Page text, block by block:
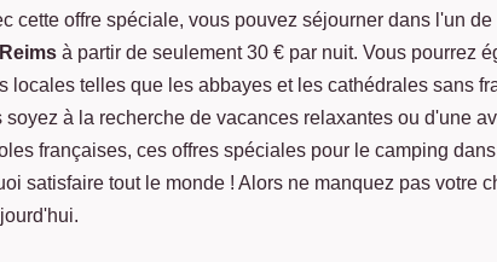
cette offre spéciale, vous pouvez séjourner dans l'un de
à partir de seulement 30 € par nuit. Vous pourrez
locales telles que les abbayes et les cathédrales sans
à la recherche de vacances relaxantes ou d'une
françaises, ces offres spéciales pour le camping
satisfaire tout le monde ! Alors ne manquez pas votre